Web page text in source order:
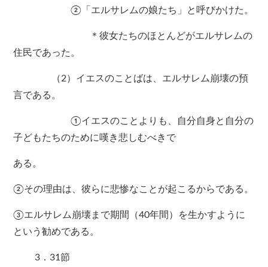
②「エルサレムの娘たち」と呼びかけた。
＊彼女たちのほとんどがエルサレムの
住民であった。
（2）イエスのことばは、エルサレム崩壊の預
言である。
①イエスのことよりも、自分自身と自分の
子どもたちのために嘆き悲しむべきで
ある。
②その理由は、彼らに悲惨なことが起こるからである。
③エルサレム崩壊まで期間（40年間）を生かすように
という勧めである。
3．31節